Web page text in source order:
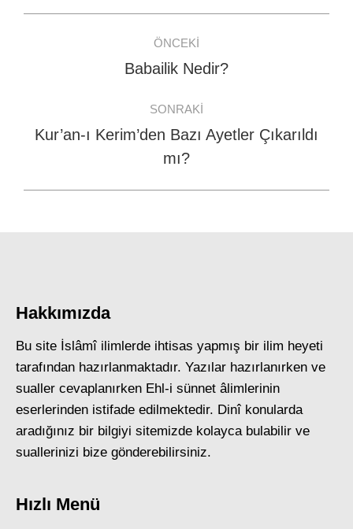
navigation
ÖNCEKI
Previous
Babailik Nedir?
SONRAKI
Next
post:
Kur’an-ı Kerim’den Bazı Ayetler Çıkarıldı
mı?
Hakkımızda
Bu site İslâmî ilimlerde ihtisas yapmış bir ilim heyeti
tarafından hazırlanmaktadır. Yazılar hazırlanırken ve
sualler cevaplanırken Ehl-i sünnet âlimlerinin
eserlerinden istifade edilmektedir. Dinî konularda
aradığınız bir bilgiyi sitemizde kolayca bulabilir ve
suallerinizi bize gönderebilirsiniz.
Hızlı Menü